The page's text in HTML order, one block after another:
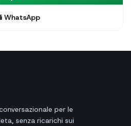
WhatsApp
per le
senza ricarichi sui